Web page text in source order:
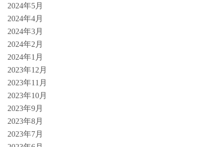
2024年5月
2024年4月
2024年3月
2024年2月
2024年1月
2023年12月
2023年11月
2023年10月
2023年9月
2023年8月
2023年7月